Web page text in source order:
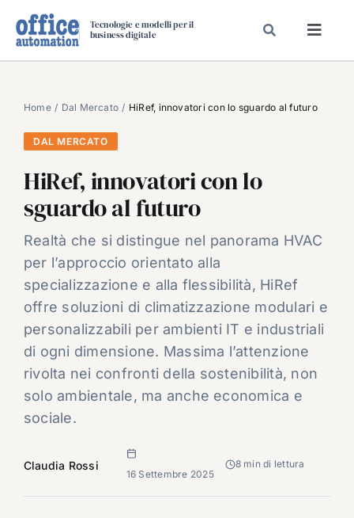
Tecnologie e modelli per il
business digitale
SPECIAL PAPER
TAVOLE ROTONDE DI REDAZIONE
CARRIERE
VIDEO
EVENTI
CHI SIAMO
Home Dal Mercato HiRef, innovatori con lo sguardo al futuro
DAL MERCATO
HiRef, innovatori con lo
sguardo al futuro
Realtà che si distingue nel panorama HVAC
per l’approccio orientato alla
specializzazione e alla flessibilità, HiRef
offre soluzioni di climatizzazione modulari e
personalizzabili per ambienti IT e industriali
di ogni dimensione. Massima l’attenzione
rivolta nei confronti della sostenibilità, non
solo ambientale, ma anche economica e
sociale.
Claudia Rossi
16 Settembre 2025
8 min di lettura